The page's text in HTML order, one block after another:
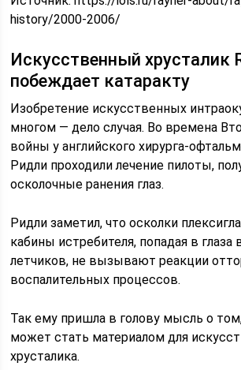
history/2000-2006/
Искусственный хрусталик
побеждает катаракту
Изобретение искусственных
многом — дело случая. Во времена
войны у английского хирурга-
Ридли проходили лечение пилоты,
осколочные ранения глаз.
Ридли заметил, что осколки
кабины истребителя, попадая в глаза
летчиков, не вызывают реакции
воспалительных процессов.
Так ему пришла в голову мысль о
может стать материалом для
хрусталика.